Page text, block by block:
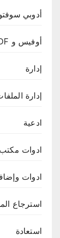
أدوبي
أوفيس و PDF
إدارة
إدارة
ادعية
ادوات مكتب
ادوات
استرجاع
استعادة